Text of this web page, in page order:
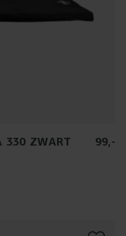
330 ZWART 99,-